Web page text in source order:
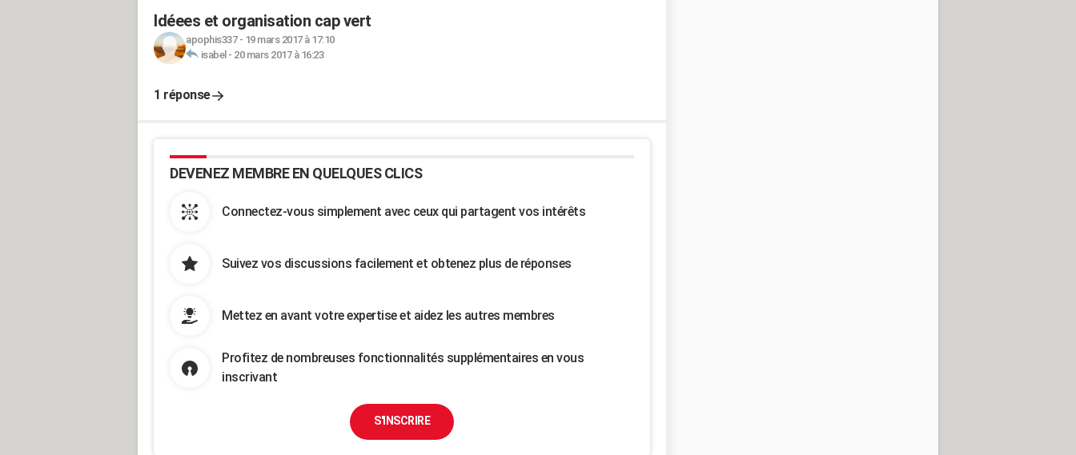
Idéees et organisation cap vert
apophis337- 19 mars 2017 à 17:10
isabel - 20 mars 2017 à 16:23
1 réponse
DEVENEZ MEMBRE EN QUELQUES CLICS
Connectez-vous simplement avec ceux qui partagent vos intérêts
Suivez vos discussions facilement et obtenez plus de réponses
Mettez en avant votre expertise et aidez les autres membres
Profitez de nombreuses fonctionnalités supplémentaires en vous
inscrivant
S'INSCRIRE